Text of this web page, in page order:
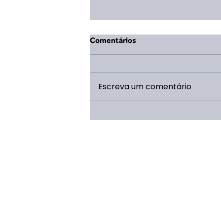
Publicada a parceria para a
Comentários
Escreva um comentário